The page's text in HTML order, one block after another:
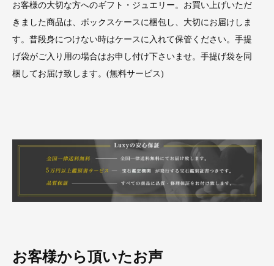
お客様の大切な方へのギフト・ジュエリー。お買い上げいただ
きました商品は、ボックスケースに梱包し、大切にお届けしま
す。普段身につけない時はケースに入れて保管ください。手提
げ袋がご入り用の場合はお申し付け下さいませ。手提げ袋を同
梱してお届け致します。(無料サービス)
お客様から頂いたお声